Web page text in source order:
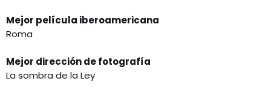
Mejor película iberoamericana
Roma
Mejor dirección de fotografía
La sombra de la Ley